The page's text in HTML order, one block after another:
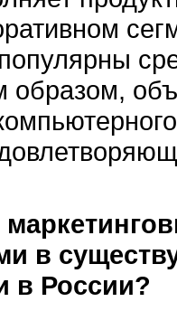
образом,
в
в России?